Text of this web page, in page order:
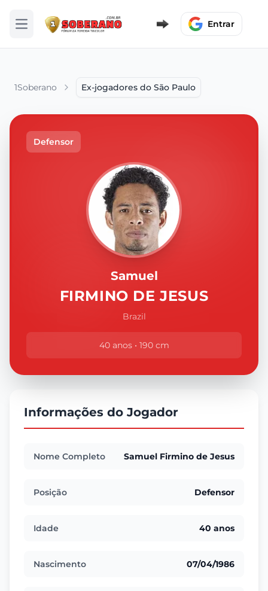
Abrir menu Entrar
1Soberano Ex-jogadores do São Paulo
Defensor
Samuel
FIRMINO DE JESUS
Brazil
40 anos • 190 cm
Informações do Jogador
Nome Completo Samuel Firmino de Jesus
Posição Defensor
Idade 40 anos
Nascimento 07/04/1986